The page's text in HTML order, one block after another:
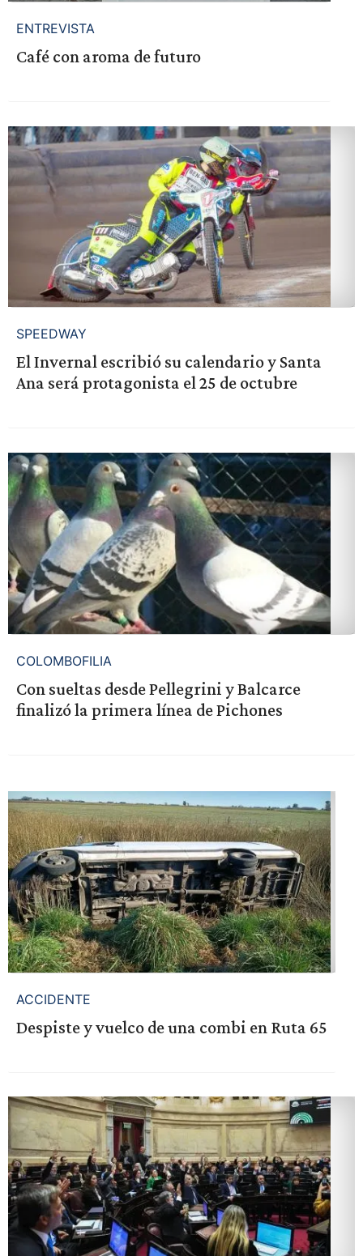
ENTREVISTA
Café con aroma de futuro
SPEEDWAY
El Invernal escribió su calendario y Santa
Ana será protagonista el 25 de octubre
COLOMBOFILIA
Con sueltas desde Pellegrini y Balcarce
finalizó la primera línea de Pichones
ACCIDENTE
Despiste y vuelco de una combi en Ruta 65